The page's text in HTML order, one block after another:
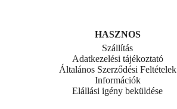
HASZNOS
Szállítás
Adatkezelési tájékoztató
Általános Szerződési Feltételek
Információk
Elállási igény beküldése